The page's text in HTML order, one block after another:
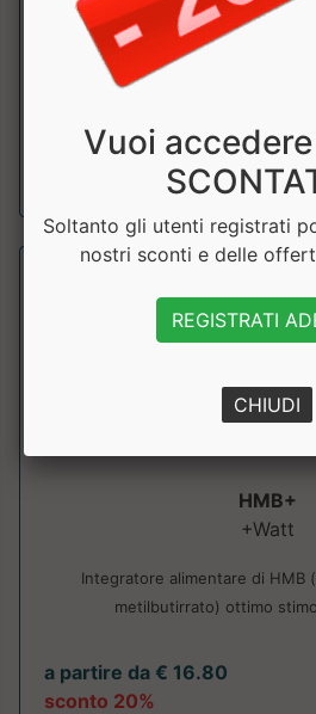
Ethic Sport
HMB e VITAMINA B6. Materie
Ideale per potenziare i
a partire da € 21.17
sconto 14.98%
HMB+
+Watt
Integratore alimentare di HMB
metilbutirrato) ottimo
a partire da € 16.80
sconto 20%
Vuoi
Soltanto gli utenti registrati
nostri sconti e delle
REGISTRATI
CHIUDI